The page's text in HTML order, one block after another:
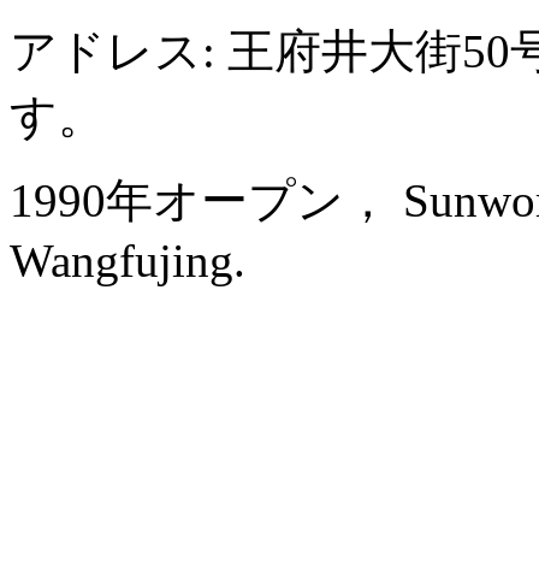
アドレス: 王府井大街50
す。
1990年オープン，
Wangfujing.